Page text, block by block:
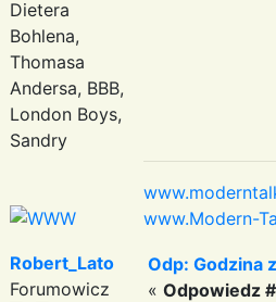
Dietera
Bohlena,
Thomasa
Andersa, BBB,
London Boys,
Sandry
www.Modern-
Robert_Lato
Forumowicz
Odp: Godzina
« Odpowiedz